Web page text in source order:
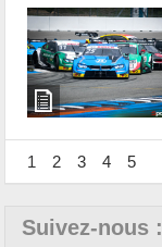
1 2 3 4 5
Suivez-nous :